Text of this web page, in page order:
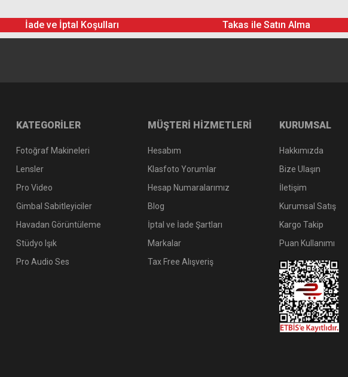
İade ve İptal Koşulları Takas ile Satın Alma
KATEGORİLER
Fotoğraf Makineleri
Lensler
Pro Video
Gimbal Sabitleyiciler
Havadan Görüntüleme
Stüdyo Işık
Pro Audio Ses
MÜŞTERİ HİZMETLERİ
Hesabım
Klasfoto Yorumlar
Hesap Numaralarımız
Blog
İptal ve İade Şartları
Markalar
Tax Free Alışveriş
KURUMSAL
Hakkımızda
Bize Ulaşın
İletişim
Kurumsal Satış
Kargo Takip
Puan Kullanımı